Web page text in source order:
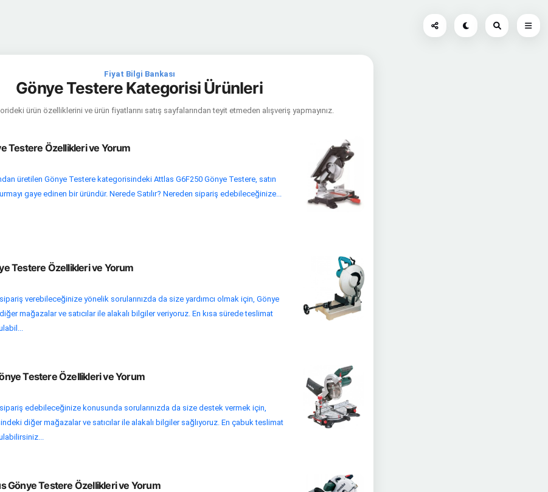
Fiyat Bilgi Bankası
Gönye Testere Kategorisi Ürünleri
ürün özelliklerini ve ürün fiyatlarını satış sayfalarından teyit etmeden alışveriş yapmayınız.
Testere Özellikleri ve Yorum
üretilen Gönye Testere kategorisindeki Attlas G6F250 Gönye Testere, satın
gaye edinen bir üründür. Nerede Satılır? Nereden sipariş edebileceğinize...
Testere Özellikleri ve Yorum
verebileceğinize yönelik sorularınızda da size yardımcı olmak için, Gönye
mağazalar ve satıcılar ile alakalı bilgiler veriyoruz. En kısa sürede teslimat
Testere Özellikleri ve Yorum
sipariş edebileceğinize konusunda sorularınızda da size destek vermek için,
diğer mağazalar ve satıcılar ile alakalı bilgiler sağlıyoruz. En çabuk teslimat
Gönye Testere Özellikleri ve Yorum